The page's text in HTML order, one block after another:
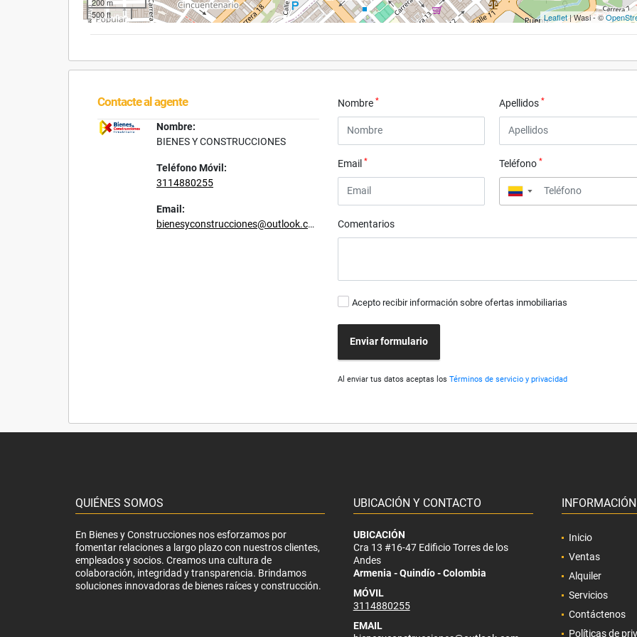
500 ft
Leaflet| Wasi - ©
Contacte al agente
Nombre:
BIENES Y CONSTRUCCIONES
Teléfono Móvil:
3114880255
Email:
bienesyconstrucciones@outlook.com
Nombre* Apellidos *
Email* Teléfono *
▼
Comentarios
Acepto recibir información sobre ofertas inmobiliarias
Enviar formulario
Al enviar tus datos aceptas losTérminos de servicio y privacidad
QUIÉNES SOMOS
En Bienes y Construcciones nos esforzamos por
fomentar relaciones a largo plazo con nuestros clientes,
empleados y socios. Creamos una cultura de
colaboración, integridad y transparencia. Brindamos
soluciones innovadoras de bienes raíces y construcción.
UBICACIÓN Y CONTACTO
UBICACIÓN
Cra 13 #16-47 Edificio Torres de los
Andes
Armenia - Quindío - Colombia
MÓVIL
3114880255
EMAIL
INFORMACIÓN
Inicio
Ventas
Alquiler
Servicios
Contáctenos
Políticas de